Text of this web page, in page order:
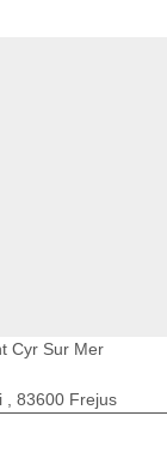
Cyr Sur Mer
, 83600 Frejus